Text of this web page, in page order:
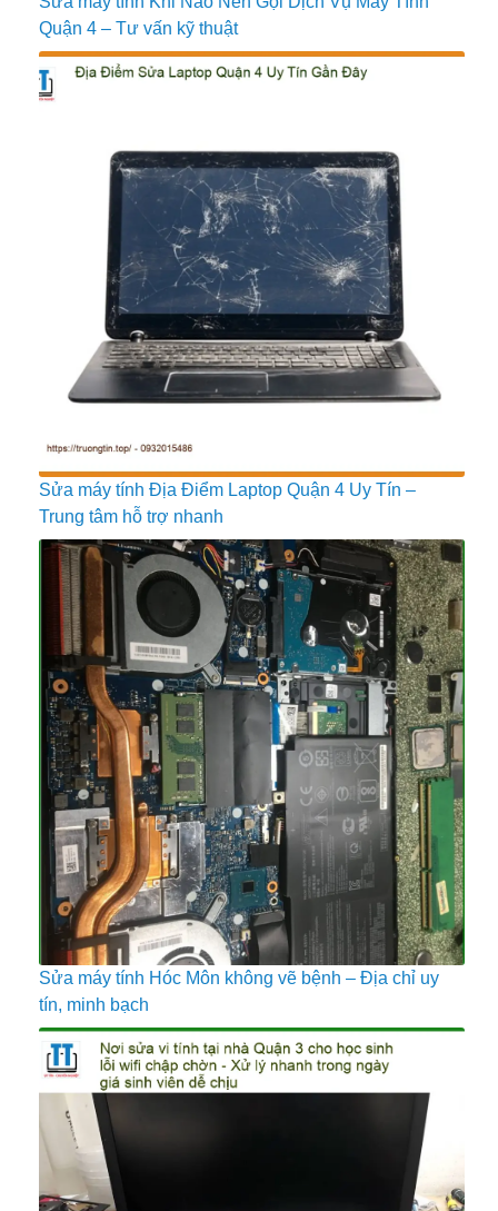
Quận 4 – Tư vấn kỹ thuật
Sửa máy tính Địa Điểm Laptop Quận 4 Uy Tín –
Trung tâm hỗ trợ nhanh
Sửa máy tính Hóc Môn không vẽ bệnh – Địa chỉ uy
tín, minh bạch